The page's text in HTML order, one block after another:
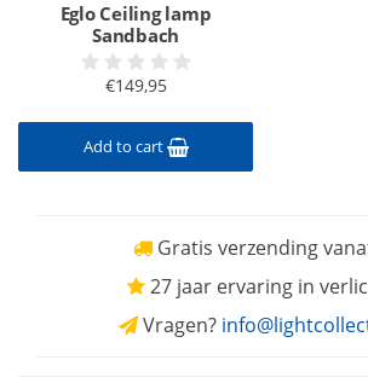
Eglo Ceiling lamp
Sandbach
€149,95
Add to cart
Gratis verzending
27 jaar ervaring in
Vragen?